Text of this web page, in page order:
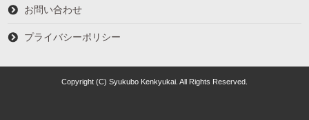
お問い合わせ
プライバシーポリシー
Copyright (C) Syukubo Kenkyukai. All Rights Reserved.